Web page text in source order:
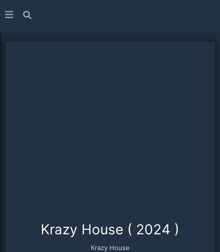
Krazy House ( 2024 )
Krazy House